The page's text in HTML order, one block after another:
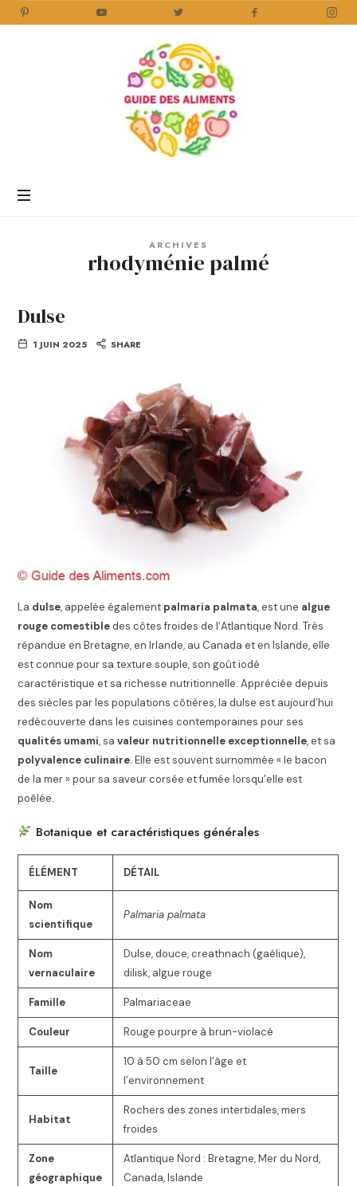
Aliments
ARCHIVES
rhodyménie palmé
Dulse
1 JUIN 2025 SHARE
La dulse, appelée également palmaria palmata, est une algue
rouge comestibledes côtes froides de l’Atlantique Nord. Très
répandue en Bretagne, en Irlande, au Canada et en Islande, elle
est connue pour sa texture souple, son goût iodé
caractéristique et sa richesse nutritionnelle. Appréciée depuis
des siècles par les populations côtières, la dulse est aujourd’hui
redécouverte dans les cuisines contemporaines pour ses
qualités umami, savaleur nutritionnelle exceptionnelle, et sa
polyvalence culinaire. Elle est souvent surnommée « le bacon
de la mer » pour sa saveur corsée et fumée lorsqu’elle est
poêlée.
Botanique et caractéristiques générales
ÉLÉMENT DÉTAIL
Nom
scientifique
Palmaria palmata
Nom
vernaculaire
Dulse, douce, creathnach (gaélique),
dilisk, algue rouge
Famille Palmariaceae
Couleur Rouge pourpre à brun-violacé
Taille
10 à 50 cm selon l’âge et
l’environnement
Habitat
Rochers des zones intertidales, mers
froides
Zone
géographique
Atlantique Nord : Bretagne, Mer du Nord,
Canada, Islande